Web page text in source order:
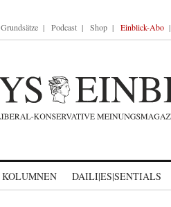
Grundsätze Podcast Shop Einblick-Abo
KOLUMNEN DAILI|ES|SENTIALS